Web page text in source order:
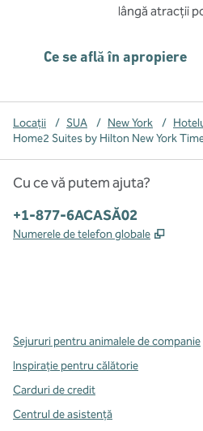
lângă atracții
Ce se află în apropiere
Locații / SUA / New York /
Home2 Suites by Hilton New York
Cu ce vă putem ajuta?
Telefon:
+1-877-6ACASĂ02
Numerele de telefon globale ,
Sejururi pentru animalele de companie
Inspirație pentru călătorie
Carduri de credit
Centrul de asistență